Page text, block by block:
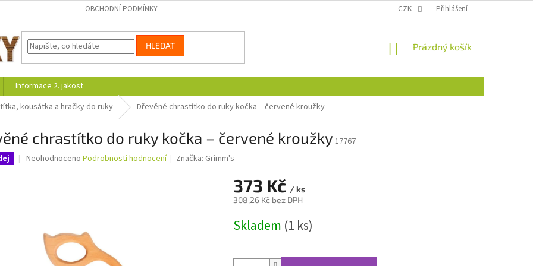
OBCHODNÍ PODMÍNKY CZK Přihlášení
HLEDAT
NÁKUPNÍ
Prázdný košík
Informace 2. jakost
kousátka a hračky do ruky Dřevěné chrastítko do ruky kočka – červené kroužky
chrastítko do ruky kočka – červené kroužky 17767
Průměrné
hvězdiček.
Neohodnoceno Podrobnosti hodnocení Značka: Grimm's
373 Kč / ks
308,26 Kč bez DPH
cena:
Skladem (1 ks)